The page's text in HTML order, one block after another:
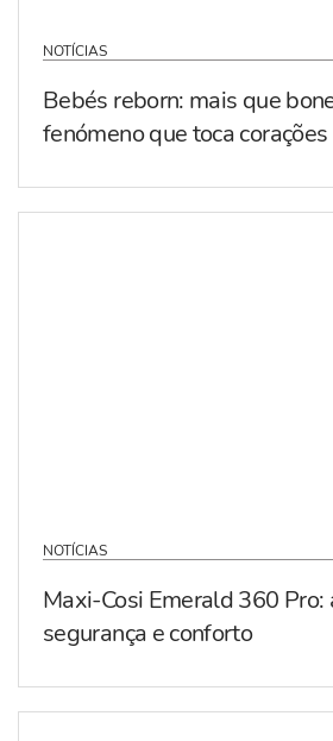
NOTÍCIAS
Bebés reborn: mais que
fenómeno que toca corações
NOTÍCIAS
Maxi-Cosi Emerald 360 Pro:
segurança e conforto